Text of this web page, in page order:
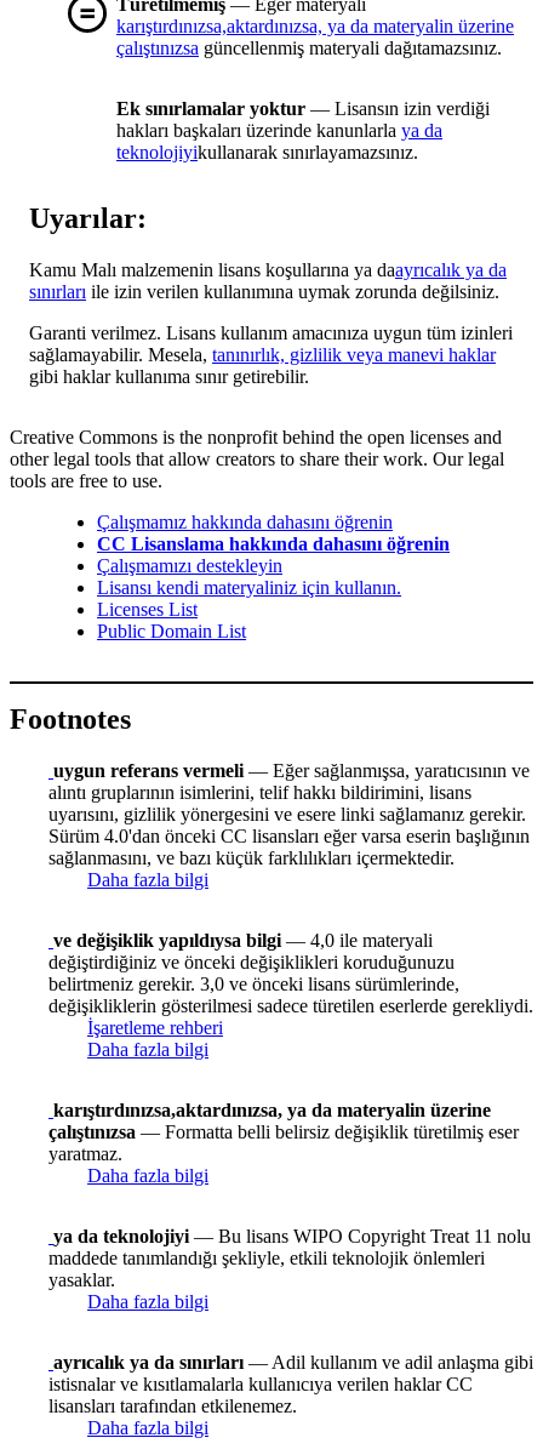
Türetilmemiş — Eğer materyali
karıştırdınızsa,aktardınızsa, ya da materyalin üzerine
çalıştınızsa güncellenmiş materyali dağıtamazsınız.
Ek sınırlamalar yoktur — Lisansın izin verdiği
hakları başkaları üzerinde kanunlarla ya da
teknolojiyikullanarak sınırlayamazsınız.
Uyarılar:
Kamu Malı malzemenin lisans koşullarına ya daayrıcalık ya da
sınırları ile izin verilen kullanımına uymak zorunda değilsiniz.
Garanti verilmez. Lisans kullanım amacınıza uygun tüm izinleri
sağlamayabilir. Mesela, tanınırlık, gizlilik veya manevi haklar
gibi haklar kullanıma sınır getirebilir.
Creative Commons is the nonprofit behind the open licenses and
other legal tools that allow creators to share their work. Our legal
tools are free to use.
Çalışmamız hakkında dahasını öğrenin
CC Lisanslama hakkında dahasını öğrenin
Çalışmamızı destekleyin
Lisansı kendi materyaliniz için kullanın.
Licenses List
Public Domain List
Footnotes
uygun referans vermeli — Eğer sağlanmışsa, yaratıcısının ve
alıntı gruplarının isimlerini, telif hakkı bildirimini, lisans
uyarısını, gizlilik yönergesini ve esere linki sağlamanız gerekir.
Sürüm 4.0'dan önceki CC lisansları eğer varsa eserin başlığının
sağlanmasını, ve bazı küçük farklılıkları içermektedir.
Daha fazla bilgi
ve değişiklik yapıldıysa bilgi — 4,0 ile materyali
değiştirdiğiniz ve önceki değişiklikleri koruduğunuzu
belirtmeniz gerekir. 3,0 ve önceki lisans sürümlerinde,
değişikliklerin gösterilmesi sadece türetilen eserlerde gerekliydi.
İşaretleme rehberi
Daha fazla bilgi
karıştırdınızsa,aktardınızsa, ya da materyalin üzerine
çalıştınızsa — Formatta belli belirsiz değişiklik türetilmiş eser
yaratmaz.
Daha fazla bilgi
ya da teknolojiyi — Bu lisans WIPO Copyright Treat 11 nolu
maddede tanımlandığı şekliyle, etkili teknolojik önlemleri
yasaklar.
Daha fazla bilgi
ayrıcalık ya da sınırları — Adil kullanım ve adil anlaşma gibi
istisnalar ve kısıtlamalarla kullanıcıya verilen haklar CC
lisansları tarafından etkilenemez.
Daha fazla bilgi